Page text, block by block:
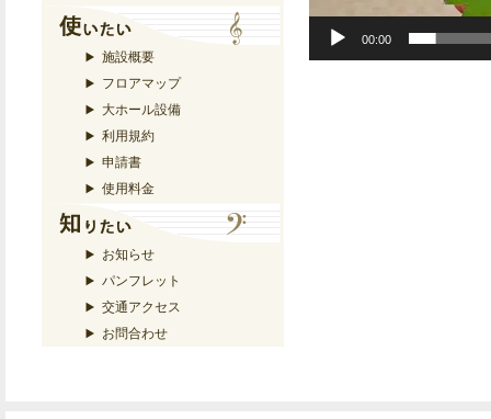
施設概要
フロアマップ
大ホール設備
利用規約
申請書
使用料金
お知らせ
パンフレット
交通アクセス
お問合わせ
00:00